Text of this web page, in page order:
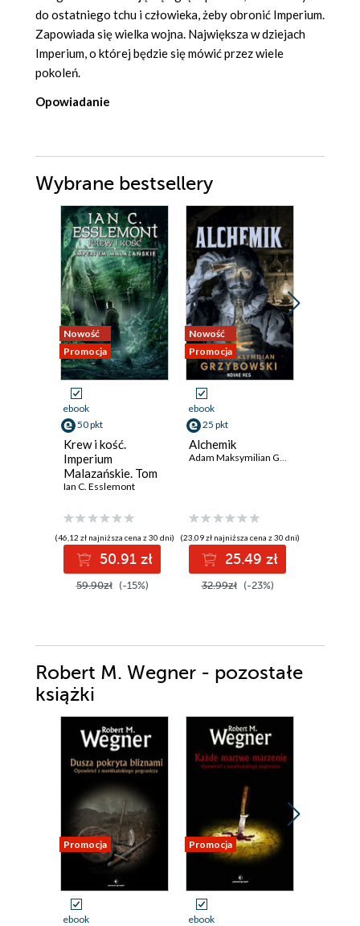
do ostatniego tchu i człowieka, żeby obronić Imperium.
Zapowiada się wielka wojna. Największa w dziejach
Imperium, o której będzie się mówić przez wiele
pokoleń.
Opowiadanie
Wybrane bestsellery
Nowość
Promocja
ebook
50 pkt
Krew i kość.
Imperium
Malazańskie. Tom
5
Ian C. Esslemont
(46,12 zł najniższa cena z 30 dni)
50.91 zł
59.90zł (-15%)
Nowość
Promocja
ebook
25 pkt
Alchemik
Adam Maksymilian Grzybowski
(23,09 zł najniższa cena z 30 dni)
25.49 zł
32.99zł (-23%)
Robert M. Wegner - pozostałe
książki
Promocja
ebook
Promocja
ebook